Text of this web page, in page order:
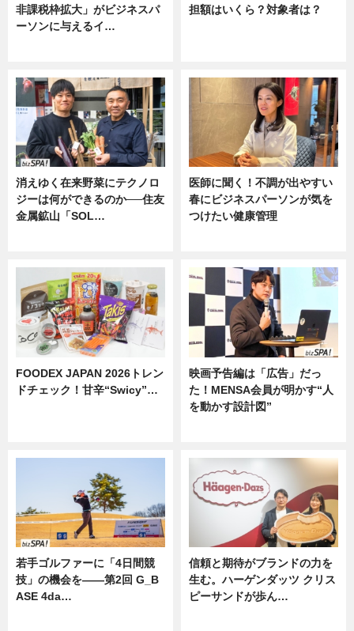
非課税枠拡大」がビジネスパ
ーソンに与えるイ…
担額はいくら？対象者は？
消えゆく在来野菜にテクノロ
ジーは何ができるのか──住友
金属鉱山「SOL…
医師に聞く！不調が出やすい
春にビジネスパーソンが気を
つけたい健康管理
FOODEX JAPAN 2026トレン
ドチェック！甘辛“Swicy”…
映画予告編は「広告」だっ
た！MENSA会員が明かす“人
を動かす設計図”
若手ゴルファーに「4日間競
技」の機会を——第2回 G_B
ASE 4da…
信頼と期待がブランドの力を
生む。ハーゲンダッツ クリス
ピーサンドが歩ん…